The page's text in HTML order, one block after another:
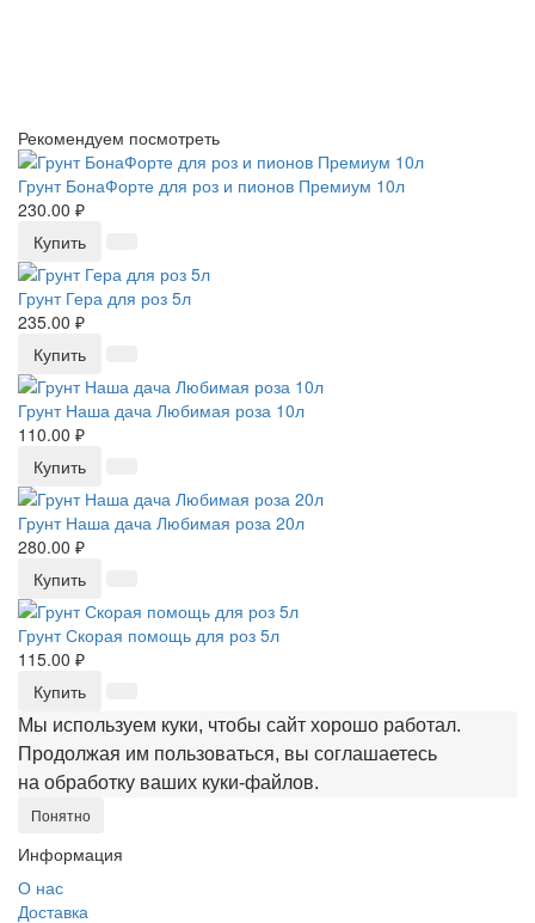
Рекомендуем посмотреть
Грунт БонаФорте для роз и пионов Премиум 10л
230.00 ₽
Купить
Грунт Гера для роз 5л
235.00 ₽
Купить
Грунт Наша дача Любимая роза 10л
110.00 ₽
Купить
Грунт Наша дача Любимая роза 20л
280.00 ₽
Купить
Грунт Скорая помощь для роз 5л
115.00 ₽
Купить
Мы используем куки, чтобы сайт хорошо работал.
Продолжая им пользоваться, вы соглашаетесь
на обработку ваших куки‑файлов.
Понятно
Информация
О нас
Доставка